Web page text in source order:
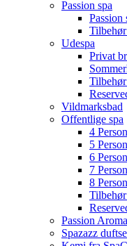
Passion spa
Passion
Udespa
Privat
Vildmarksbad
Offentlige spa
4
5
6
7
8
Passion
Spazazz